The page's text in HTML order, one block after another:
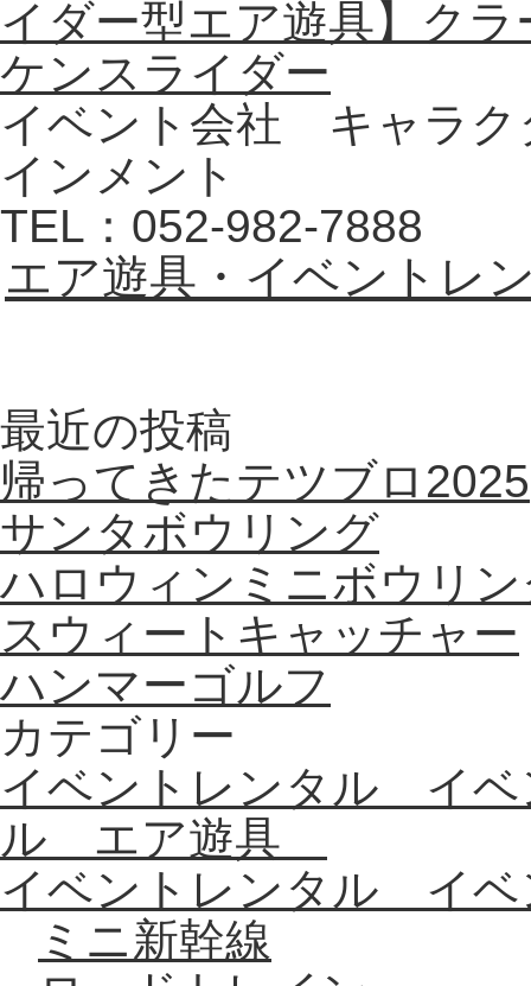
イベント会社 キャラク
インメント
TEL：052-982-7888
エア遊具・イベントレ
最近の投稿
帰ってきたテツブロ2025
サンタボウリング
ハロウィンミニボウリ
スウィートキャッチャー
ハンマーゴルフ
カテゴリー
イベントレンタル イ
ル エア遊具
イベントレンタル イ
ミニ新幹線